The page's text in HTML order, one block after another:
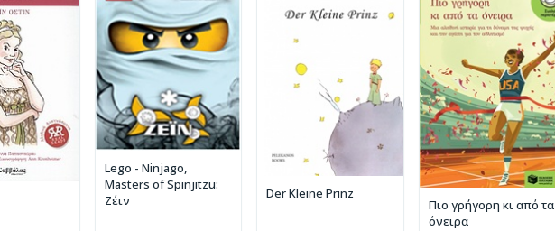
Lego - Ninjago,
Masters of Spinjitzu:
Ζέιν
Der Kleine Prinz
Πιο γρήγορη κι από τα
όνειρα